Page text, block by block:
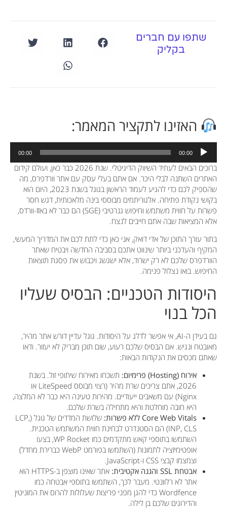
שתפו עם חברים
בקליק
האזינו לתקציר המאמר:
00:00
00:00
ברוכים הבאים לעתיד השיווק הדיגיטלי. שנת 2026 כבר כאן, ועולם קידום
האתרים השתנה לבלי היכר. אם אתם בעלי עסק עם אתר וורדפרס, מה
שהספיק לכם כדי להגיע לעמוד הראשון בגוגל בשנת 2023, היום הוא
בקושי נקודת פתיחה. אלגוריתמים מבוססי בינה מלאכותית, דגש חסר
פשרות על חווית משתמש וחיפוש גנרטיבי (SGE) הם כבר לא באזז-וורדס,
אלא המציאות שבה אתם חייבים לנצח.
בתור עורך התוכן של אדי דואק, אני כאן כדי לתת לכם את המדריך המעשי,
המקיף והעדכני ביותר שינווט אתכם בסביבה החדשה ויבטיח שאתר
הוורדפרס שלכם לא רק ישרוד, אלא ישגשג ויכבוש את פסגת תוצאות
החיפוש. בואו נצלול פנימה.
היסודות הטכניים: הבסיס שעליו
הכל בנוי
גם בעידן ה-AI, אי אפשר לדלג על היסודות. גוגל עדיין דורש אתר מהיר,
מאובטח ונגיש. אם הבסיס שלכם רעוע, שום תוכן מבריק לא יעזור. ודאו
שאתם מכסים את הנקודות הבאות:
אירוח (Hosting) פרימיום:
תשכחו מאירוח שיתופי זול. בשנת
2026, אתם צריכים שרת מהיר (רצוי מבוסס LiteSpeed או
Nginx) עם משאבים ייעודיים. מהירות טעינה היא כבר לא המלצה,
היא חובה מוחלטת והיא מתחילה בשרת שלכם.
Core Web Vitals ללא פשרות:
שלושת המדדים של גוגל (LCP,
INP, CLS) הם הסטנדרט לבחינת חווית המשתמש הטכנית.
השתמשו בתוספי קאש מתקדמים כמו WP Rocket, בצעו
אופטימיזציה לתמונות (השתמשו בפורמט WebP כברירת מחדל)
וצמצמו קבצי CSS ו-JavaScript.
אבטחת SSL והגנה אקטיבית:
אתר שאינו מוצפן ב-HTTPS הוא
אתר לא רלוונטי. מעבר לכך, השתמשו בתוספי אבטחה כמו
Wordfence כדי להגן מפני פריצות שעלולות להרוס את המוניטין
והדירוגים שלכם בן לילה.